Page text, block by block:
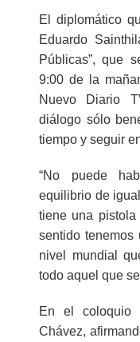
El diplomático
Eduardo
Públicas”, que
9:00 de la
Nuevo Diario
diálogo sólo
tiempo y seguir
“No puede
equilibrio de
tiene una
sentido tenemos
nivel mundial
todo aquel que
En el coloquio
Chávez,